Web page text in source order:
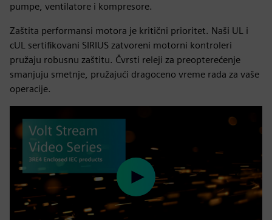
pumpe, ventilatore i kompresore.
Zaštita performansi motora je kritični prioritet. Naši UL i
cUL sertifikovani SIRIUS zatvoreni motorni kontroleri
pružaju robusnu zaštitu. Čvrsti releji za preopterećenje
smanjuju smetnje, pružajući dragoceno vreme rada za vaše
operacije.
Play